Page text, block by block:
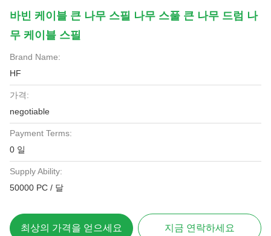
바빈 케이블 큰 나무 스필 나무 스풀 큰 나무 드럼 나
무 케이블 스필
Brand Name:
HF
가격:
negotiable
Payment Terms:
0 일
Supply Ability:
50000 PC / 달
최상의 가격을 얻으세요 지금 연락하세요